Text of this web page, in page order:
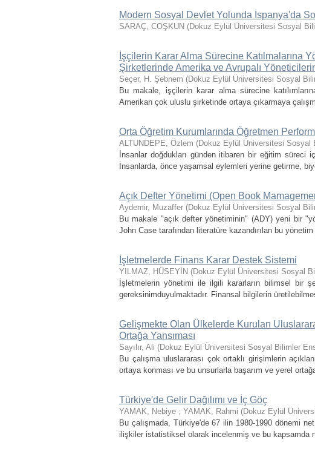
Modern Sosyal Devlet Yolunda İspanya'da
SARAÇ, COŞKUN (Dokuz Eylül Üniversitesi Sosyal
İşçilerin Karar Alma Sürecine Katılmalarına
Şirketlerinde Amerika ve Avrupalı Yöneticilerin
Seçer, H. Şebnem (Dokuz Eylül Üniversitesi Sosyal
Bu makale, işçilerin karar alma sürecine
Amerikan çok uluslu şirketinde ortaya çıkarmaya
Orta Öğretim Kurumlarında Öğretmen
ALTUNDEPE, Özlem (Dokuz Eylül Üniversitesi Sosyal
İnsanlar doğdukları günden itibaren bir eğitim süreci
İnsanlarda, önce yaşamsal eylemleri yerine getirme,
Açık Defter Yönetimi (Open Book
Aydemir, Muzaffer (Dokuz Eylül Üniversitesi Sosyal
Bu makale "açık defter yönetiminin" (ADY) yeni bir
John Case tarafından literatüre kazandırılan bu
İşletmelerde Finans Karar Destek Sistemi
YILMAZ, HÜSEYİN (Dokuz Eylül Üniversitesi Sosyal
İşletmelerin yönetimi ile ilgili kararların bilimsel bir
gereksinimduyulmaktadır. Finansal bilgilerin
Gelişmekte Olan Ülkelerde Kurulan
Ortağa Yansıması
Sayılır, Ali (Dokuz Eylül Üniversitesi Sosyal Bilimler
Bu çalışma uluslararası çok ortaklı girişimlerin
ortaya konması ve bu unsurlarla başarım ve yerel
Türkiye'de Gelir Dağılımı ve İç Göç
YAMAK, Nebiye ; YAMAK, Rahmi (Dokuz Eylül
Bu çalışmada, Türkiye'de 67 ilin 1980-1990 dönemi
ilişkiler istatistiksel olarak incelenmiş ve bu kapsamda